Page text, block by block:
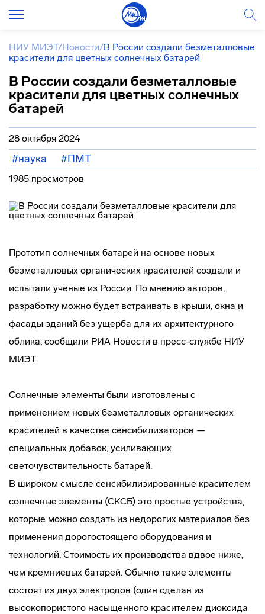
НИУ МИЭТ/Новости/В России создали безметалловые
красители для цветных солнечных батарей
В России создали безметалловые
красители для цветных солнечных
батарей
28 октября 2024
#наука #ПМТ
1985 просмотров
Прототип солнечных батарей на основе новых
безметалловых органических красителей создали и
испытали ученые из России. По мнению авторов,
разработку можно будет встраивать в крыши, окна и
фасады зданий без ущерба для их архитектурного
облика, сообщили РИА Новости в пресс-службе НИУ
МИЭТ.
Солнечные элементы были изготовлены с
применением новых безметалловых органических
красителей в качестве сенсибилизаторов —
специальных добавок, усиливающих
светочувствительность батарей.
В широком смысле сенсибилизированные красителем
солнечные элементы (СКСБ) это простые устройства,
которые можно создать из недорогих материалов без
применения дорогостоящего оборудования и
технологий. Стоимость их производства вдвое ниже,
чем кремниевых батарей. Обычно такие элементы
состоят из двух электродов (один сделан из
высокопористого насыщенного красителем диоксида